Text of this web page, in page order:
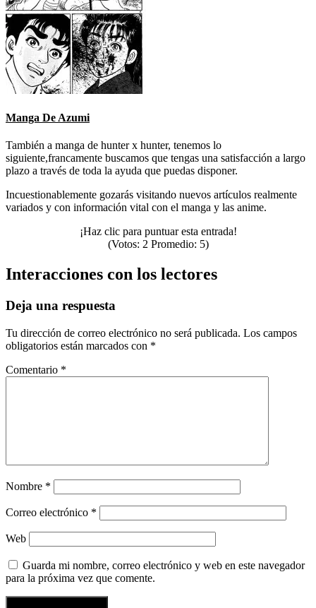
Manga De Azumi
También a manga de hunter x hunter, tenemos lo
siguiente,francamente buscamos que tengas una satisfacción a largo
plazo a través de toda la ayuda que puedas disponer.
Incuestionablemente gozarás visitando nuevos artículos realmente
variados y con información vital con el manga y las anime.
¡Haz clic para puntuar esta entrada!
(Votos: 2 Promedio: 5)
Interacciones con los lectores
Deja una respuesta
Tu dirección de correo electrónico no será publicada. Los campos
obligatorios están marcados con *
Comentario *
Nombre *
Correo electrónico *
Web
Guarda mi nombre, correo electrónico y web en este navegador
para la próxima vez que comente.